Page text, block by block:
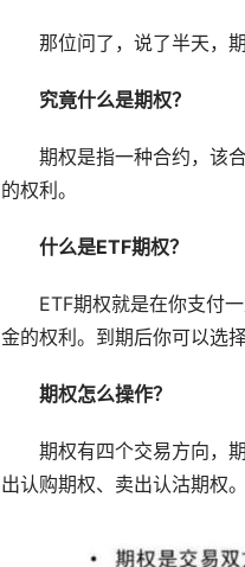
那位问了，说了半天，期
究竟什么是期权？
期权是指一种合约，该合
的权利。
什么是ETF期权？
ETF期权就是在你支付一
金的权利。到期后你可以选
期权怎么操作？
期权有四个交易方向，期
出认购期权、卖出认沽期权。